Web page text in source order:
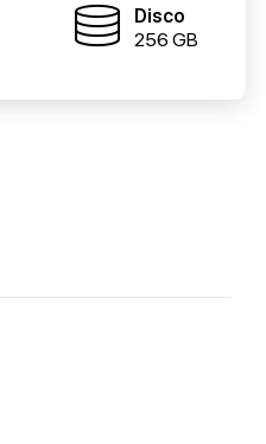
Disco
256 GB